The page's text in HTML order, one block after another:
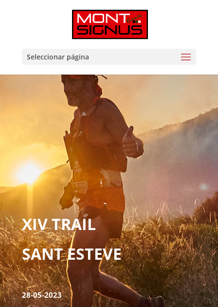
Seleccionar página
XIVTRAIL
SANTESTEVE
28-05-2023